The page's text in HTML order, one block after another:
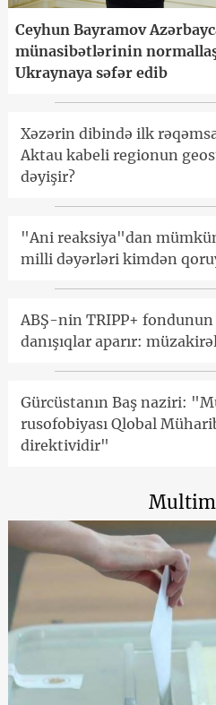
Ceyhun Bayramov
münasibətlərinin
Ukraynaya səfər edib
Xəzərin dibində ilk
Aktau kabeli regionun
dəyişir?
"Ani reaksiya"dan
milli dəyərləri kimdən
ABŞ-nin TRIPP+
danışıqlar aparır:
Gürcüstanın Baş naziri:
rusofobiyası Qlobal
direktividir"